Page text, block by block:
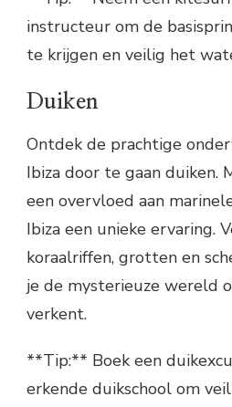
instructeur om de
te krijgen en veilig het
Duiken
Ontdek de prachtige
Ibiza door te gaan duiken.
een overvloed aan
Ibiza een unieke ervaring.
koraalriffen, grotten en
je de mysterieuze wereld
verkent.
**Tip:** Boek een
erkende duikschool om